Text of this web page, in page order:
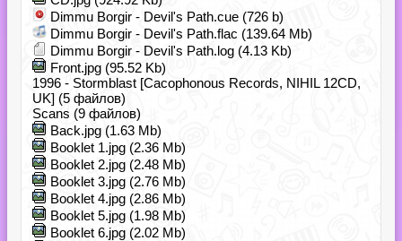
Dimmu Borgir - Devil's Path.cue (726 b)
Dimmu Borgir - Devil's Path.flac (139.64 Mb)
Dimmu Borgir - Devil's Path.log (4.13 Kb)
Front.jpg (95.52 Kb)
1996 - Stormblast [Cacophonous Records, NIHIL 12CD,
UK] (5 файлов)
Scans (9 файлов)
Back.jpg (1.63 Mb)
Booklet 1.jpg (2.36 Mb)
Booklet 2.jpg (2.48 Mb)
Booklet 3.jpg (2.76 Mb)
Booklet 4.jpg (2.86 Mb)
Booklet 5.jpg (1.98 Mb)
Booklet 6.jpg (2.02 Mb)